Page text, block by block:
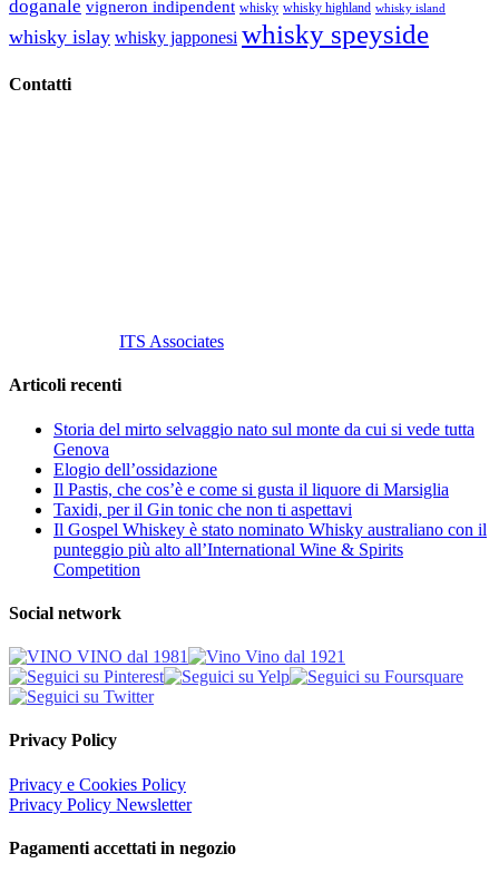
doganale vigneron indipendent whisky whisky highland whisky island
whisky islay whisky japponesi whisky speyside
Contatti
ITS Associates
Articoli recenti
Storia del mirto selvaggio nato sul monte da cui si vede tutta
Genova
Elogio dell’ossidazione
Il Pastis, che cos’è e come si gusta il liquore di Marsiglia
Taxidi, per il Gin tonic che non ti aspettavi
Il Gospel Whiskey è stato nominato Whisky australiano con il
punteggio più alto all’International Wine & Spirits
Competition
Social network
Privacy Policy
Privacy e Cookies Policy
Privacy Policy Newsletter
Pagamenti accettati in negozio